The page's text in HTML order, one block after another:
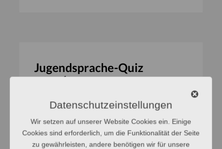
Datenschutzeinstellungen
Wir setzen auf unserer Website Cookies ein. Einige
Cookies sind erforderlich, um die Funktionalität der Seite
zu gewährleisten, andere benötigen wir für unsere